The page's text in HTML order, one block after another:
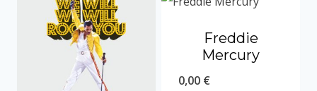
Freddie
Mercury
0,00 €